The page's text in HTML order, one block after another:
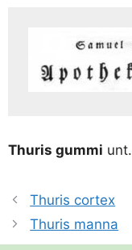
Thu­ris gum­mi unt.
Thuris cortex
Thuris manna